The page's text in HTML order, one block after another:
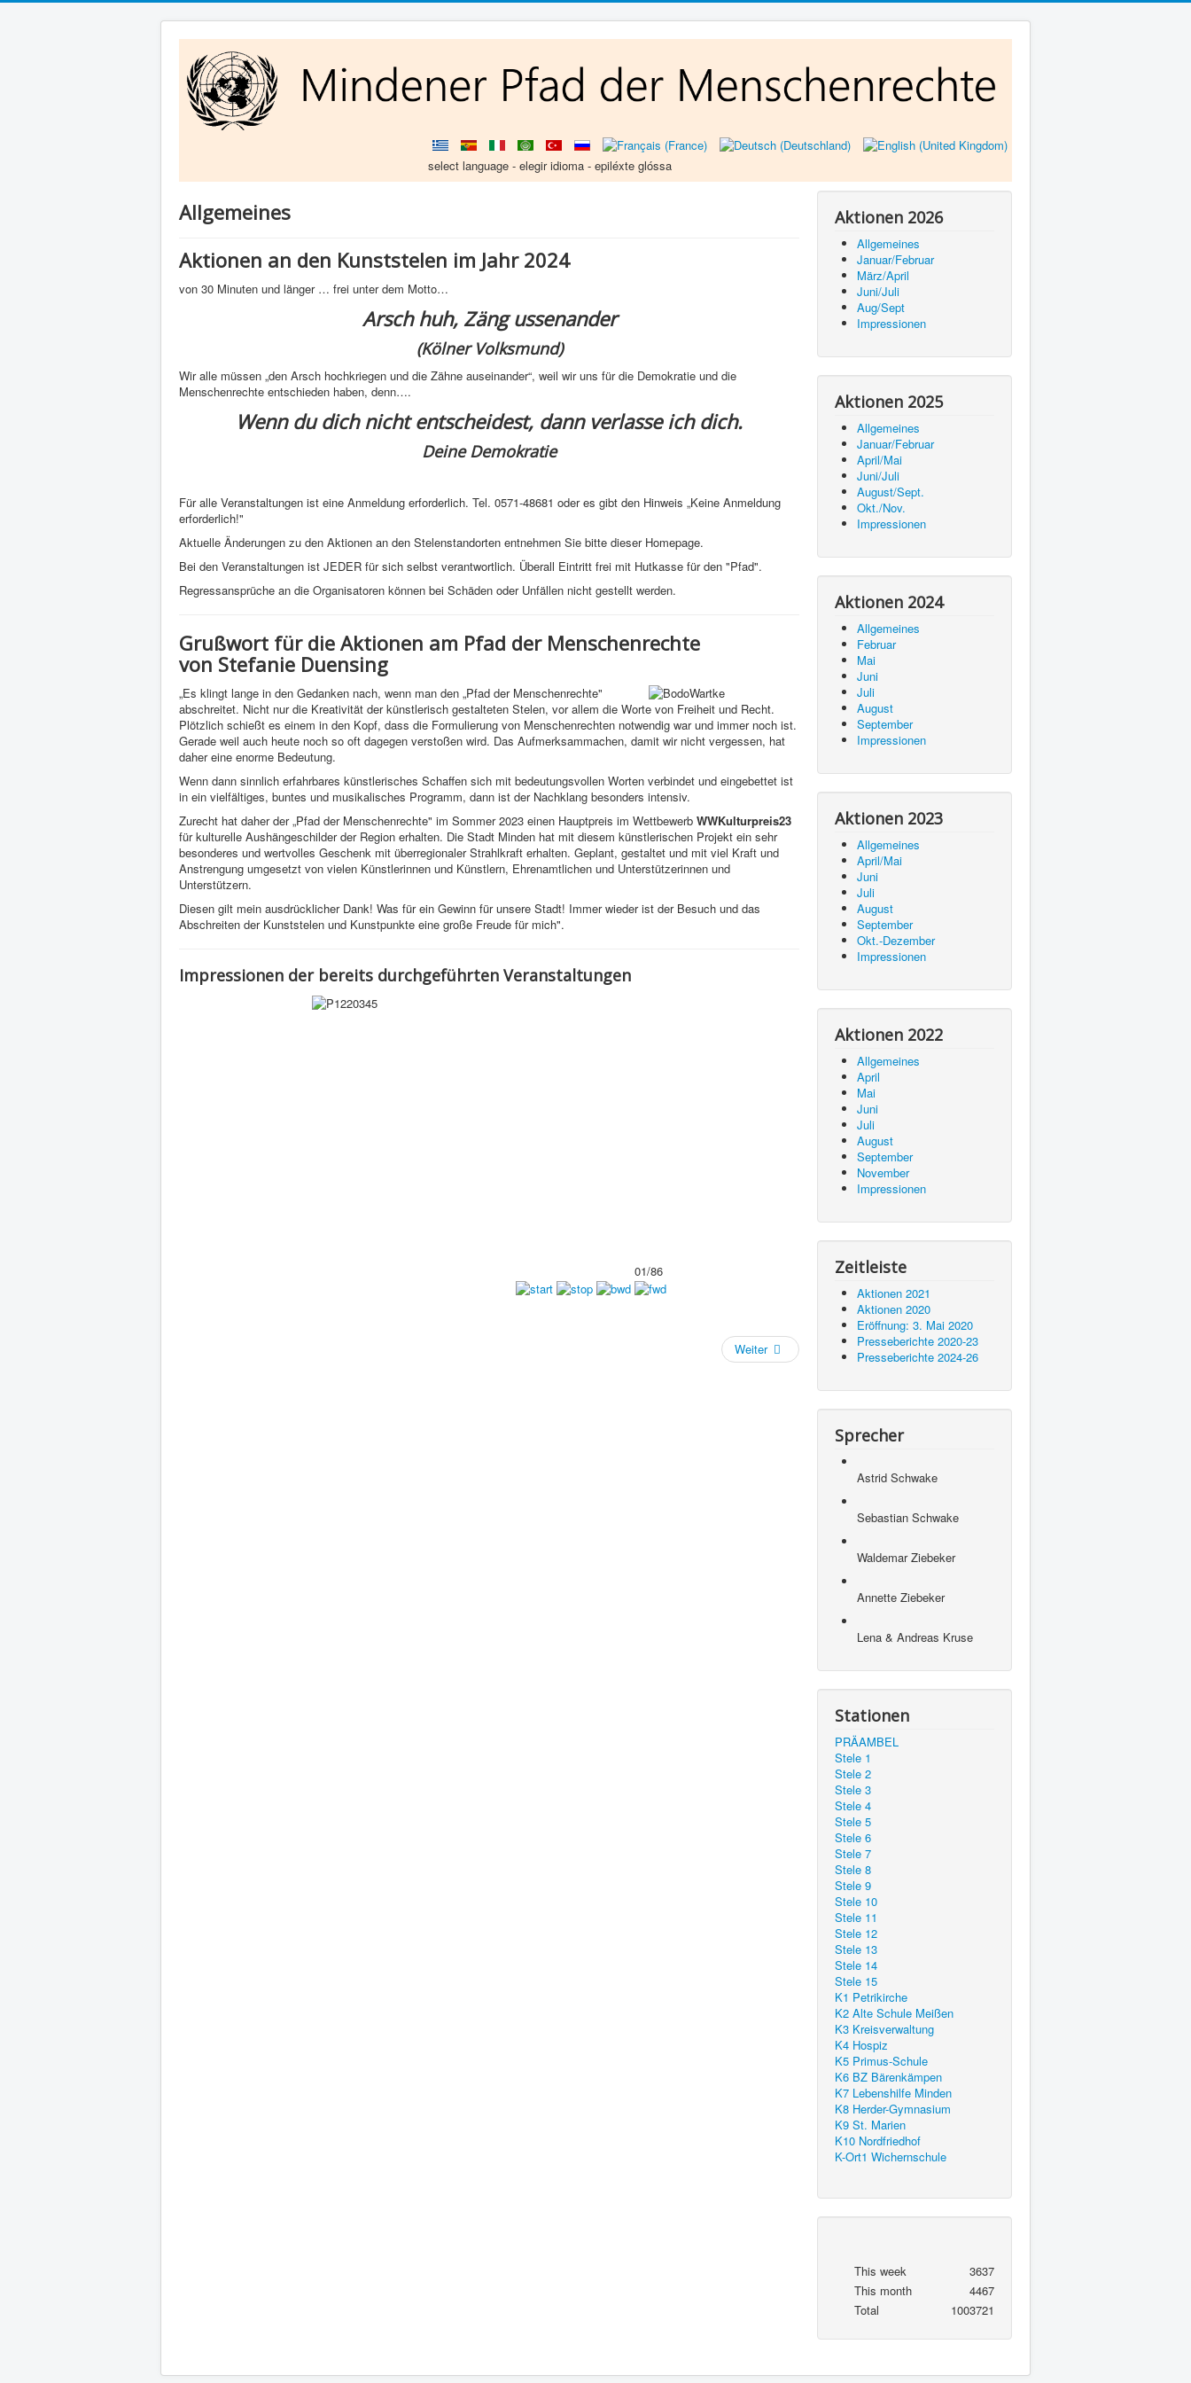
select language - elegir idioma - epiléxte glóssa
Allgemeines
Aktionen an den Kunststelen im Jahr 2024
von 30 Minuten und länger … frei unter dem Motto…
Arsch huh, Zäng ussenander
(Kölner Volksmund)
Wir alle müssen „den Arsch hochkriegen und die Zähne auseinander“, weil wir uns für die Demokratie und die
Menschenrechte entschieden haben, denn….
Wenn du dich nicht entscheidest, dann verlasse ich dich.
Deine Demokratie
Für alle Veranstaltungen ist eine Anmeldung erforderlich. Tel. 0571-48681 oder es gibt den Hinweis „Keine Anmeldung
erforderlich!"
Aktuelle Änderungen zu den Aktionen an den Stelenstandorten entnehmen Sie bitte dieser Homepage.
Bei den Veranstaltungen ist JEDER für sich selbst verantwortlich. Überall Eintritt frei mit Hutkasse für den "Pfad".
Regressansprüche an die Organisatoren können bei Schäden oder Unfällen nicht gestellt werden.
Grußwort für die Aktionen am Pfad der Menschenrechte
von Stefanie Duensing
„Es klingt lange in den Gedanken nach, wenn man den „Pfad der Menschenrechte"
abschreitet. Nicht nur die Kreativität der künstlerisch gestalteten Stelen, vor allem die Worte von Freiheit und Recht.
Plötzlich schießt es einem in den Kopf, dass die Formulierung von Menschenrechten notwendig war und immer noch ist.
Gerade weil auch heute noch so oft dagegen verstoßen wird. Das Aufmerksammachen, damit wir nicht vergessen, hat
daher eine enorme Bedeutung.
Wenn dann sinnlich erfahrbares künstlerisches Schaffen sich mit bedeutungsvollen Worten verbindet und eingebettet ist
in ein vielfältiges, buntes und musikalisches Programm, dann ist der Nachklang besonders intensiv.
Zurecht hat daher der „Pfad der Menschenrechte" im Sommer 2023 einen Hauptpreis im Wettbewerb WWKulturpreis23
für kulturelle Aushängeschilder der Region erhalten. Die Stadt Minden hat mit diesem künstlerischen Projekt ein sehr
besonderes und wertvolles Geschenk mit überregionaler Strahlkraft erhalten. Geplant, gestaltet und mit viel Kraft und
Anstrengung umgesetzt von vielen Künstlerinnen und Künstlern, Ehrenamtlichen und Unterstützerinnen und
Unterstützern.
Diesen gilt mein ausdrücklicher Dank! Was für ein Gewinn für unsere Stadt! Immer wieder ist der Besuch und das
Abschreiten der Kunststelen und Kunstpunkte eine große Freude für mich".
Impressionen der bereits durchgeführten Veranstaltungen
01/86
Weiter
Aktionen 2026
Allgemeines
Januar/Februar
März/April
Juni/Juli
Aug/Sept
Impressionen
Aktionen 2025
Allgemeines
Januar/Februar
April/Mai
Juni/Juli
August/Sept.
Okt./Nov.
Impressionen
Aktionen 2024
Allgemeines
Februar
Mai
Juni
Juli
August
September
Impressionen
Aktionen 2023
Allgemeines
April/Mai
Juni
Juli
August
September
Okt.-Dezember
Impressionen
Aktionen 2022
Allgemeines
April
Mai
Juni
Juli
August
September
November
Impressionen
Zeitleiste
Aktionen 2021
Aktionen 2020
Eröffnung: 3. Mai 2020
Presseberichte 2020-23
Presseberichte 2024-26
Sprecher
Astrid Schwake
Sebastian Schwake
Waldemar Ziebeker
Annette Ziebeker
Lena & Andreas Kruse
Stationen
PRÄAMBEL
Stele 1
Stele 2
Stele 3
Stele 4
Stele 5
Stele 6
Stele 7
Stele 8
Stele 9
Stele 10
Stele 11
Stele 12
Stele 13
Stele 14
Stele 15
K1 Petrikirche
K2 Alte Schule Meißen
K3 Kreisverwaltung
K4 Hospiz
K5 Primus-Schule
K6 BZ Bärenkämpen
K7 Lebenshilfe Minden
K8 Herder-Gymnasium
K9 St. Marien
K10 Nordfriedhof
K-Ort1 Wichernschule
This week
3637
This month
4467
Total
1003721